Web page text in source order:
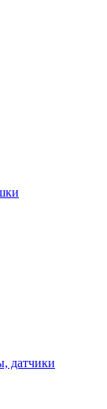
датчики